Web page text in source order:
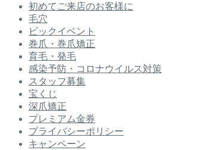
初めてご来店のお客様に
毛穴
ビックイベント
巻爪・巻爪矯正
育毛・発毛
感染予防・コロナウイルス対策
スタッフ募集
宝くじ
深爪矯正
プレミアム金券
プライバシーポリシー
キャンペーン